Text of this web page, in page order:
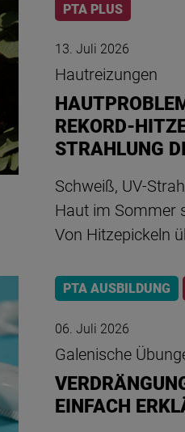
PTA PLUS
13. Juli 2026
Hautreizungen
REKORD-
STRAHLUNG
Schweiß, UV-
Haut im Sommer
Von Hitzepickeln
PTA AUSBILDUNG
06. Juli 2026
Galenische
EINFACH